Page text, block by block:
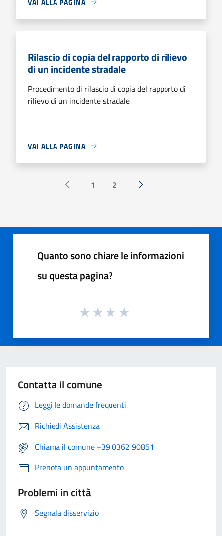
Rilascio di copia del rapporto di rilievo
di un incidente stradale
Procedimento di rilascio di copia del rapporto di
rilievo di un incidente stradale
VAI ALLA PAGINA
Pagina precedente
1 2 Successiva »
Quanto sono chiare le informazioni
su questa pagina?
Contatta il comune
Leggi le domande frequenti
Richiedi Assistenza
Chiama il comune +39 0362 90851
Prenota un appuntamento
Problemi in città
Segnala disservizio